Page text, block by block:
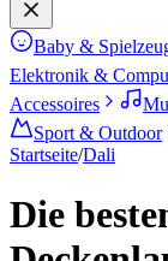
Baby &
Elektronik &
Accessoires
Sport & Outdoor
Startseite/Dali
Die